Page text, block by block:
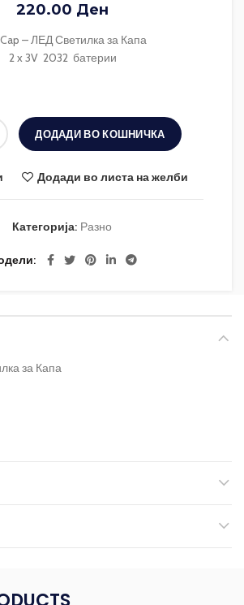
220.00 Ден
– ЛЕД Светилка за Капа
2 x 3V 2032 батерии
ДОДАДИ ВО КОШНИЧКА
Додади во листа на желби
Категорија: Разно
за Капа